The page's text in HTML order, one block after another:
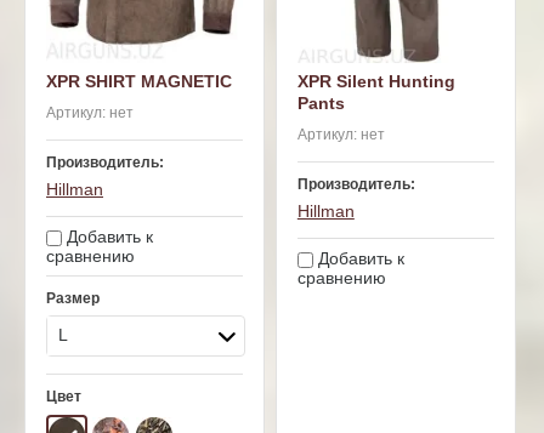
XPR SHIRT MAGNETIC
Артикул: нет
Производитель:
Hillman
Добавить к
сравнению
Размер
L
Цвет
XPR Silent Hunting
Pants
Артикул:нет
Производитель:
Hillman
Добавить к
сравнению